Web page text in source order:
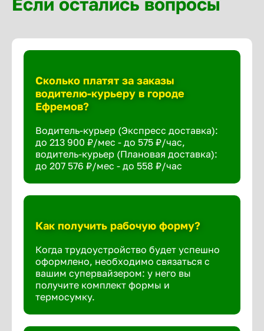
Сколько платят за заказы
водителю-курьеру в городе
Ефремов?
Водитель-курьер (Экспресс доставка):
до 213 900 ₽/мес - до 575 ₽/час,
водитель-курьер (Плановая доставка):
до 207 576 ₽/мес - до 558 ₽/час
Как получить рабочую форму?
Когда трудоустройство будет успешно
оформлено, необходимо связаться с
вашим супервайзером: у него вы
получите комплект формы и
термосумку.